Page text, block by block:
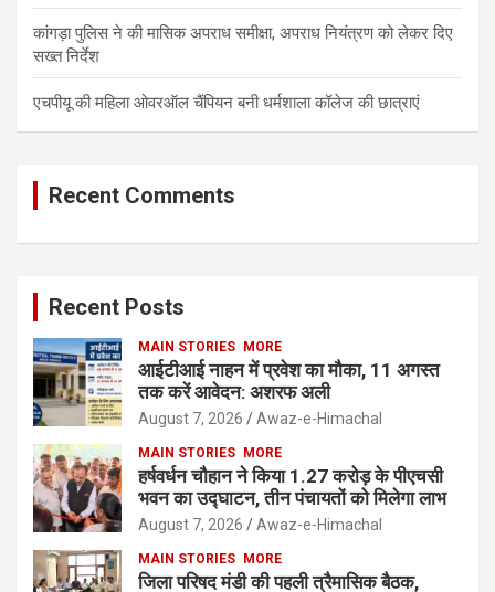
कांगड़ा पुलिस ने की मासिक अपराध समीक्षा, अपराध नियंत्रण को लेकर दिए
सख्त निर्देश
एचपीयू की महिला ओवरऑल चैंपियन बनी धर्मशाला कॉलेज की छात्राएं
Recent Comments
Recent Posts
MAIN STORIES MORE
आईटीआई नाहन में प्रवेश का मौका, 11 अगस्त
तक करें आवेदन: अशरफ अली
August 7, 2026 Awaz-e-Himachal
MAIN STORIES MORE
हर्षवर्धन चौहान ने किया 1.27 करोड़ के पीएचसी
भवन का उद्घाटन, तीन पंचायतों को मिलेगा लाभ
August 7, 2026 Awaz-e-Himachal
MAIN STORIES MORE
जिला परिषद मंडी की पहली त्रैमासिक बैठक,